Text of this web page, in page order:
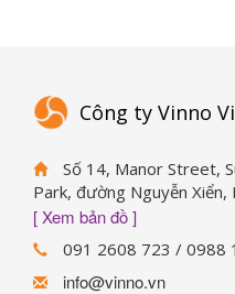
Công ty Vinno
Số 14, Manor Street,
Park, đường Nguyễn Xiển,
[ Xem bản đồ ]
091 2608 723 / 0988
info@vinno.vn